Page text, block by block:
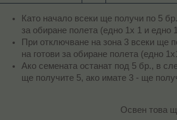
Като начало всеки ще получи по 5
за обиране полета (едно 1х 1 и едно
При отключване на зона 3 всеки ще
на готови за обиране полета (едно
Ако семената останат под 5 бр., в
ще получите 5, ако имате 3 - ще
Освен това